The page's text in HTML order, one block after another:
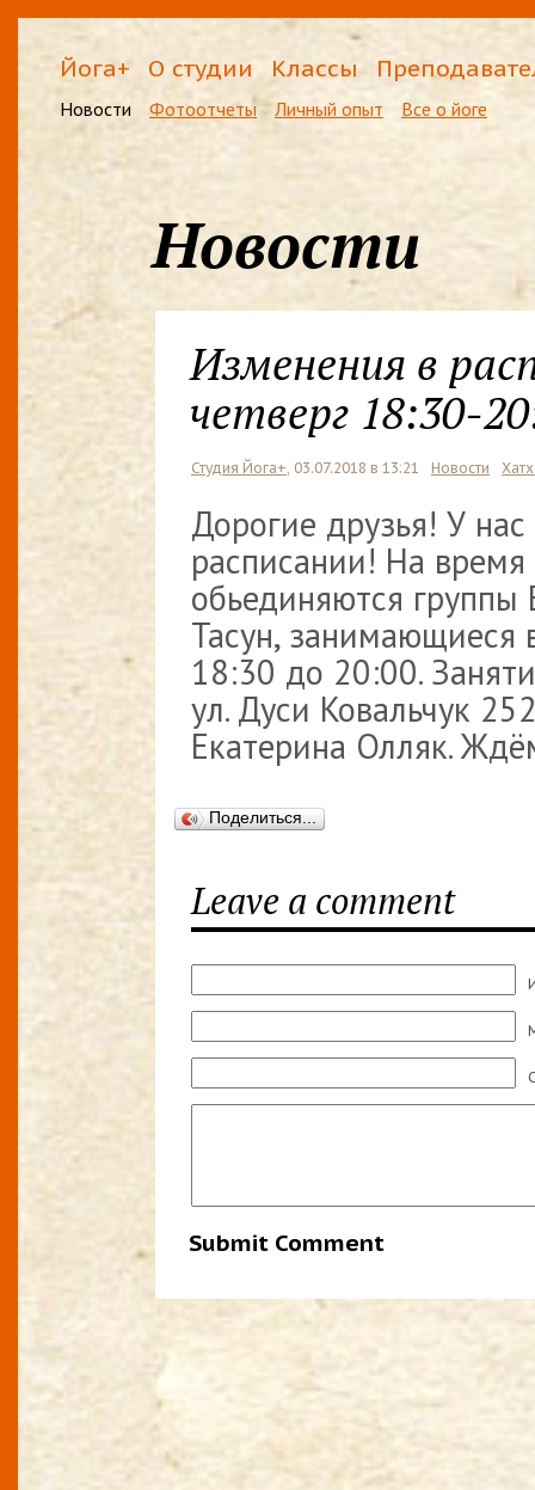
Йога+ О студии Классы
Новости Фотоотчеты Личный опыт Все о йоге
Новости
Изменения в
четверг 18:30-
Студия Йога+ , 03.07.2018 в 13:21 Новости
Дорогие друзья! У
расписании! На время
обьединяются
Тасун, занимающиеся
18:30 до 20:00.
ул. Дуси Ковальчук
Екатерина Олляк.
Поделиться...
Leave a comment